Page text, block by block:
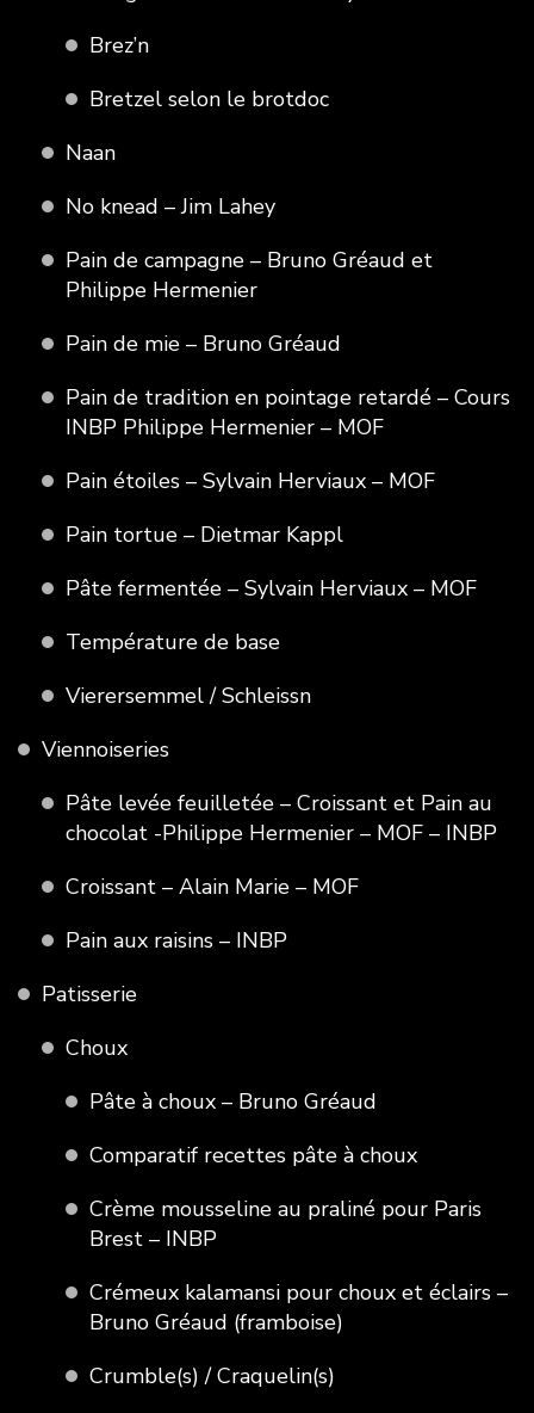
Brez’n
Bretzel selon le brotdoc
Naan
No knead – Jim Lahey
Pain de campagne – Bruno Gréaud et
Philippe Hermenier
Pain de mie – Bruno Gréaud
Pain de tradition en pointage retardé – Cours
INBP Philippe Hermenier – MOF
Pain étoiles – Sylvain Herviaux – MOF
Pain tortue – Dietmar Kappl
Pâte fermentée – Sylvain Herviaux – MOF
Température de base
Vierersemmel / Schleissn
Viennoiseries
Pâte levée feuilletée – Croissant et Pain au
chocolat -Philippe Hermenier – MOF – INBP
Croissant – Alain Marie – MOF
Pain aux raisins – INBP
Patisserie
Choux
Pâte à choux – Bruno Gréaud
Comparatif recettes pâte à choux
Crème mousseline au praliné pour Paris
Brest – INBP
Crémeux kalamansi pour choux et éclairs –
Bruno Gréaud (framboise)
Crumble(s) / Craquelin(s)